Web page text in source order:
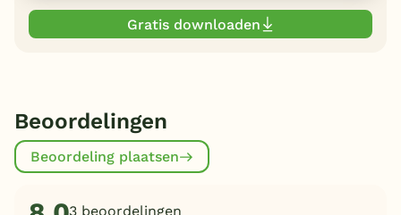
Gratis downloaden
Beoordelingen
Beoordeling plaatsen
3 beoordelingen